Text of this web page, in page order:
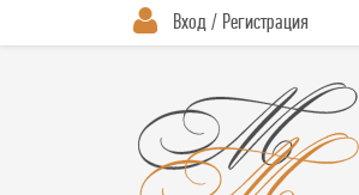
Вход / Регистрация